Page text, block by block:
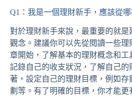
Q1：我是一個理財新手，應該從哪
對於理財新手來說，最重要的就是
觀念。建議你可以先從閱讀一些理
章開始，了解基本的理財概念和工
記錄自己的收支狀況，了解自己的
著，設定自己的理財目標，例如存
劃等。有了明確的目標，你才能更